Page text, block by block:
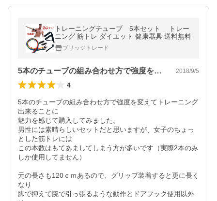
トレーニングチューブ 5本セット トレー
ニング 筋トレ ダイエット 健康器具 送料無料
ブリッジトレード
5本のチューブの組み合わせ方で強度を変… 2018/9/5
4
5本のチューブの組み合わせ方で強度を変えてトレーニング
出来ることに
魅力を感じて購入してみました。
男性には素晴らしいセットだと思いますが、女子のちょっ
とした筋トレには
この本数はもてあましてしまう方が多いです（実際2本のみ
しか使用してません）
元の長さも120ｃｍあるので、グリップ装着すると更に長く
なり
脚で抑えて腕で引っ張るような動作とドアフック使用以外